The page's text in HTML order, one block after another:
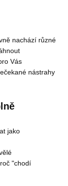
nachází různé
Vás
nástrahy
jako
"chodí